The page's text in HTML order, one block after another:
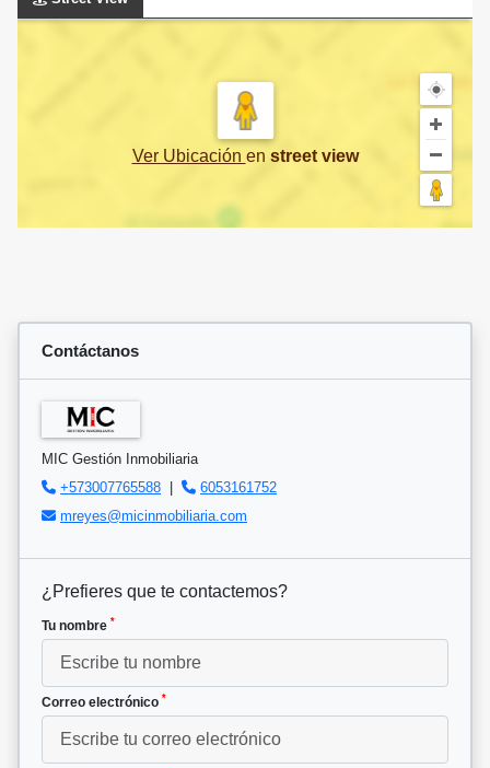
Ver Ubicación en street view
Contáctanos
MIC Gestión Inmobiliaria
+573007765588 |
6053161752
mreyes@micinmobiliaria.com
¿Prefieres que te contactemos?
Tu nombre *
Correo electrónico *